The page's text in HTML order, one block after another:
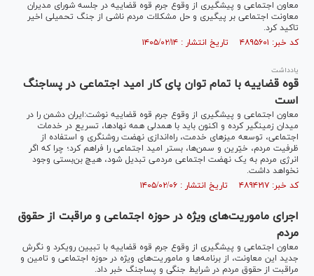
معاون اجتماعی و پیشگیری از وقوع جرم قوه قضاییه در جلسه شورای مدیران
معاونت اجتماعی بر پیگیری و حل مشکلات مردم ناشی از جنگ تحمیلی اخیر
تاکید کرد.
کد خبر: ۴۸۹۵۶۰۱ تاریخ انتشار : ۱۴۰۵/۰۲/۱۴
یادداشت
قوه قضاییه با تمام توان پای کار امید اجتماعی در پساجنگ
است
معاون اجتماعی و پیشگیری از وقوع جرم قوه قضاییه نوشت:ایران دشمن را در
میدان زمینگیر کرده و اکنون باید با همدلی همه نهادها، تسریع در خدمات
اجتماعی، توسعه میز‌های خدمت، راه‌اندازی نهضت روشنگری و استفاده از
ظرفیت مردم، خیّرین و سمن‌ها، بستر امید اجتماعی را فراهم کرد؛ چرا که اگر
انرژی مردم به یک نهضت اجتماعی مردمی تبدیل شود، هیچ بن‌بستی وجود
نخواهد داشت.
کد خبر: ۴۸۹۴۲۱۷ تاریخ انتشار : ۱۴۰۵/۰۲/۰۶
اجرای ماموریت‌های ویژه در حوزه اجتماعی و مراقبت از حقوق
مردم
معاون اجتماعی و پیشگیری از وقوع جرم قوه قضاییه با تبیین رویکرد و نگرش
جدید این معاونت، از برنامه‌ها و ماموریت‌های ویژه در حوزه اجتماعی و تامین و
مراقبت از حقوق مردم در شرایط جنگی و پساجنگ خبر داد.